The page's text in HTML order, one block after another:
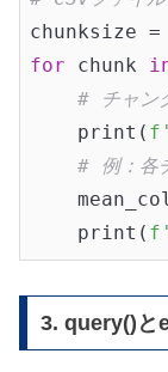
chunksize =
for chunk
# チャン
    print(
f'
# 例：各
    print(
3. query()と